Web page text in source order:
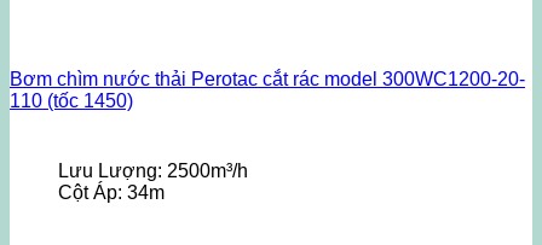
Bơm chìm nước thải Perotac cắt rác model 300WC1200-20-
110 (tốc 1450)
Lưu Lượng: 2500m³/h
Cột Áp: 34m